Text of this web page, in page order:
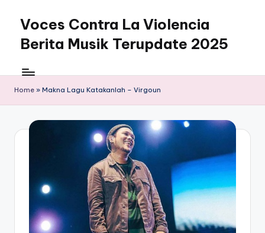
content
Voces Contra La Violencia
Berita Musik Terupdate 2025
Home » Makna Lagu Katakanlah – Virgoun